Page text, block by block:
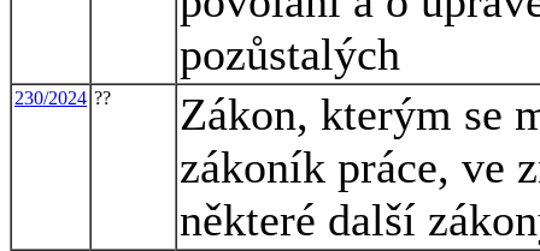
pozůstalých
230/2024 ??
Zákon, kterým se
zákoník práce, ve
některé další